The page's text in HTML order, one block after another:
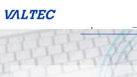
MOT/secureとは、社内・社外問わず従
デバイスを監視し、いつ・誰が・どん
録と通知を行うことができるサービスです